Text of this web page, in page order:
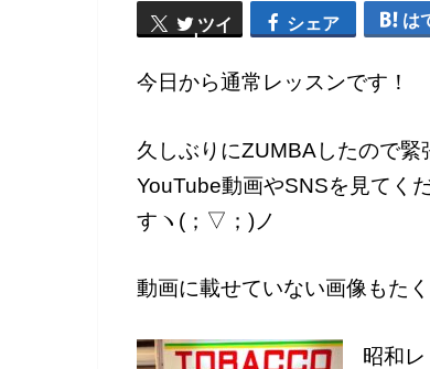
ツイ
ート
シェア は
今日から通常レッスンです！
久しぶりにZUMBAしたので
YouTube動画やSNSを見てく
すヽ(；▽；)ノ
動画に載せていない画像もた
昭和レ